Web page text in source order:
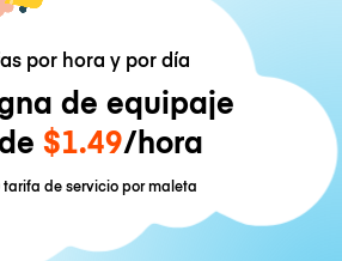
por hora y por día
de equipaje
$1.49/hora
tarifa de servicio por maleta